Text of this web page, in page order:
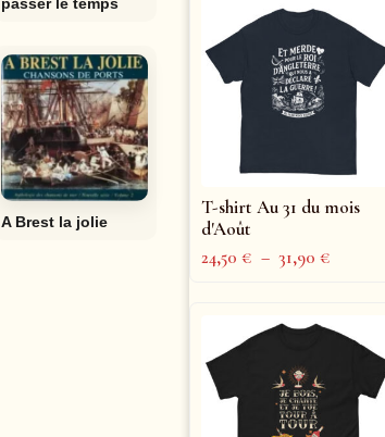
A Brest la jolie
T-shirt Au 31 du mois
d'Août
24,50€ – 31,90€